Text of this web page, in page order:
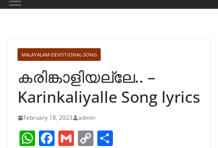
MALAYALAM-DEVOTIONAL-SONG
കരിങ്കാളിയല്ലേ.. –
Karinkaliyalle Song lyrics
February 18, 2023 admin
W F G C